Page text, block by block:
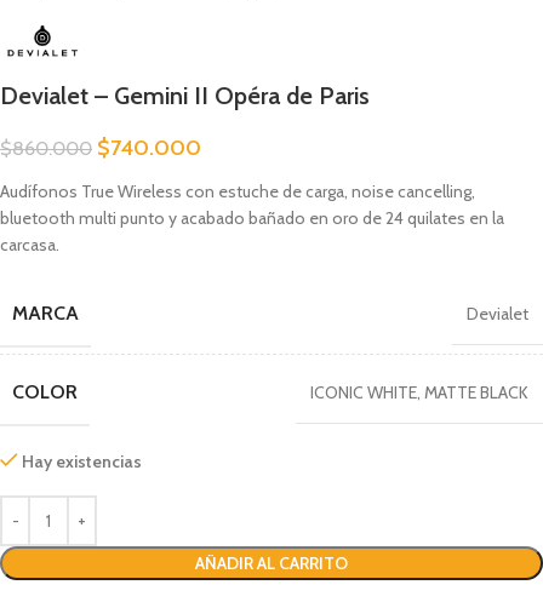
Devialet – Gemini II Opéra de Paris
$860.000 $740.000
Audífonos True Wireless con estuche de carga, noise cancelling,
bluetooth multi punto y acabado bañado en oro de 24 quilates en la
carcasa.
MARCA Devialet
COLOR ICONIC WHITE, MATTE BLACK
Hay existencias
AÑADIR AL CARRITO